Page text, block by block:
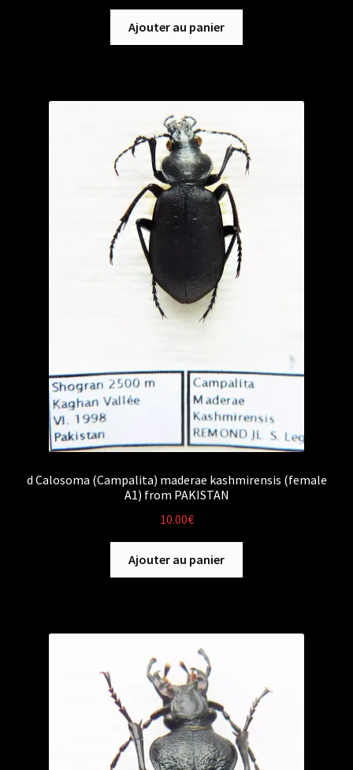
Ajouter au panier
d Calosoma (Campalita) maderae kashmirensis (female
A1) from PAKISTAN
10.00€
Ajouter au panier